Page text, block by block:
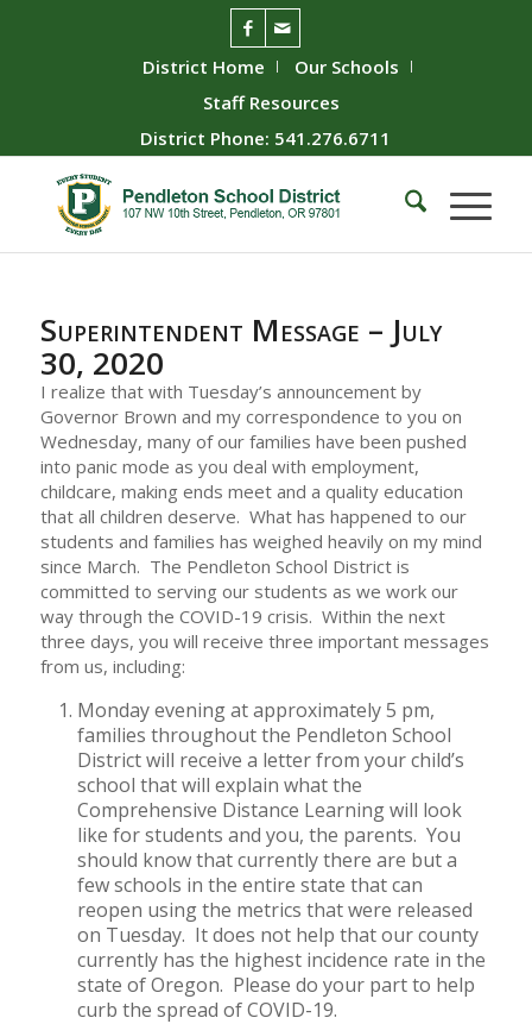
District Home
Our Schools
Staff Resources
District Phone: 541.276.6711
Superintendent Message – July
30, 2020
I realize that with Tuesday’s announcement by
Governor Brown and my correspondence to you on
Wednesday, many of our families have been pushed
into panic mode as you deal with employment,
childcare, making ends meet and a quality education
that all children deserve. What has happened to our
students and families has weighed heavily on my mind
since March. The Pendleton School District is
committed to serving our students as we work our
way through the COVID-19 crisis. Within the next
three days, you will receive three important messages
from us, including:
Monday evening at approximately 5 pm,
families throughout the Pendleton School
District will receive a letter from your child’s
school that will explain what the
Comprehensive Distance Learning will look
like for students and you, the parents. You
should know that currently there are but a
few schools in the entire state that can
reopen using the metrics that were released
on Tuesday. It does not help that our county
currently has the highest incidence rate in the
state of Oregon. Please do your part to help
curb the spread of COVID-19.